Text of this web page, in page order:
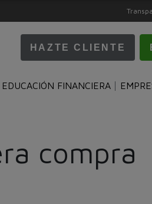
HAZTE CLIENTE
EDUCACIÓN FINANCIERA
compra